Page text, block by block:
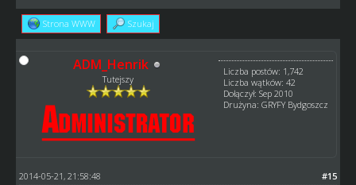
Strona WWW Szukaj
ADM_Henrik
Tutejszy
Liczba postów: 1,742
Liczba wątków: 42
Dołączył: Sep 2010
Drużyna: GRYFY Bydgoszcz
#15
2014-05-21, 21:58:48